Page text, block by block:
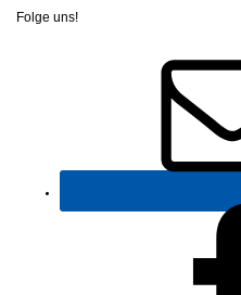
Folge uns!